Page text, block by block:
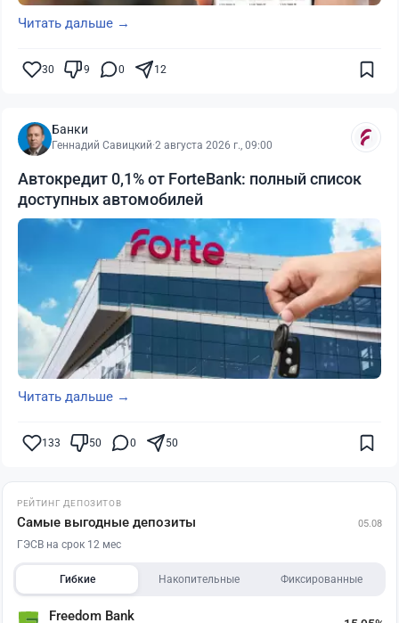
Читать дальше →
30 9 0 12
Банки
Геннадий Савицкий·2 августа 2026 г., 09:00
Автокредит 0,1% от ForteBank: полный список
доступных автомобилей
Читать дальше →
133 50 0 50
РЕЙТИНГ ДЕПОЗИТОВ
Самые выгодные депозиты 05.08
ГЭСВ на срок 12 мес
Гибкие Накопительные Фиксированные
Freedom Bank